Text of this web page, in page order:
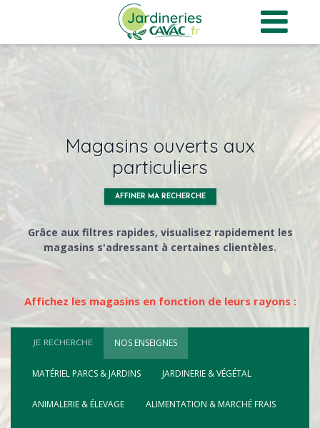
Magasins ouverts aux
particuliers
AFFINER MA RECHERCHE
Grâce aux filtres rapides, visualisez rapidement les
magasins s'adressant à certaines clientèles.
Affichez les magasins en fonction de leurs rayons :
JE RECHERCHE NOS ENSEIGNES
MATÉRIEL PARCS & JARDINS JARDINERIE & VÉGÉTAL
ANIMALERIE & ÉLEVAGE ALIMENTATION & MARCHÉ FRAIS
Panneau de gestion des cookies